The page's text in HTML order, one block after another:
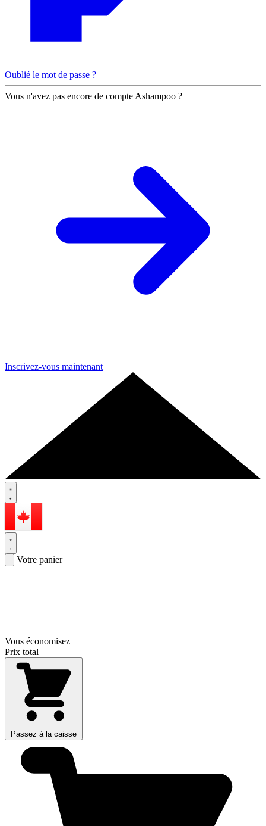
Oublié le mot de passe ?
Vous n'avez pas encore de compte Ashampoo ?
Inscrivez-vous maintenant
Votre panier
Vous économisez
Prix total
Passez à la caisse